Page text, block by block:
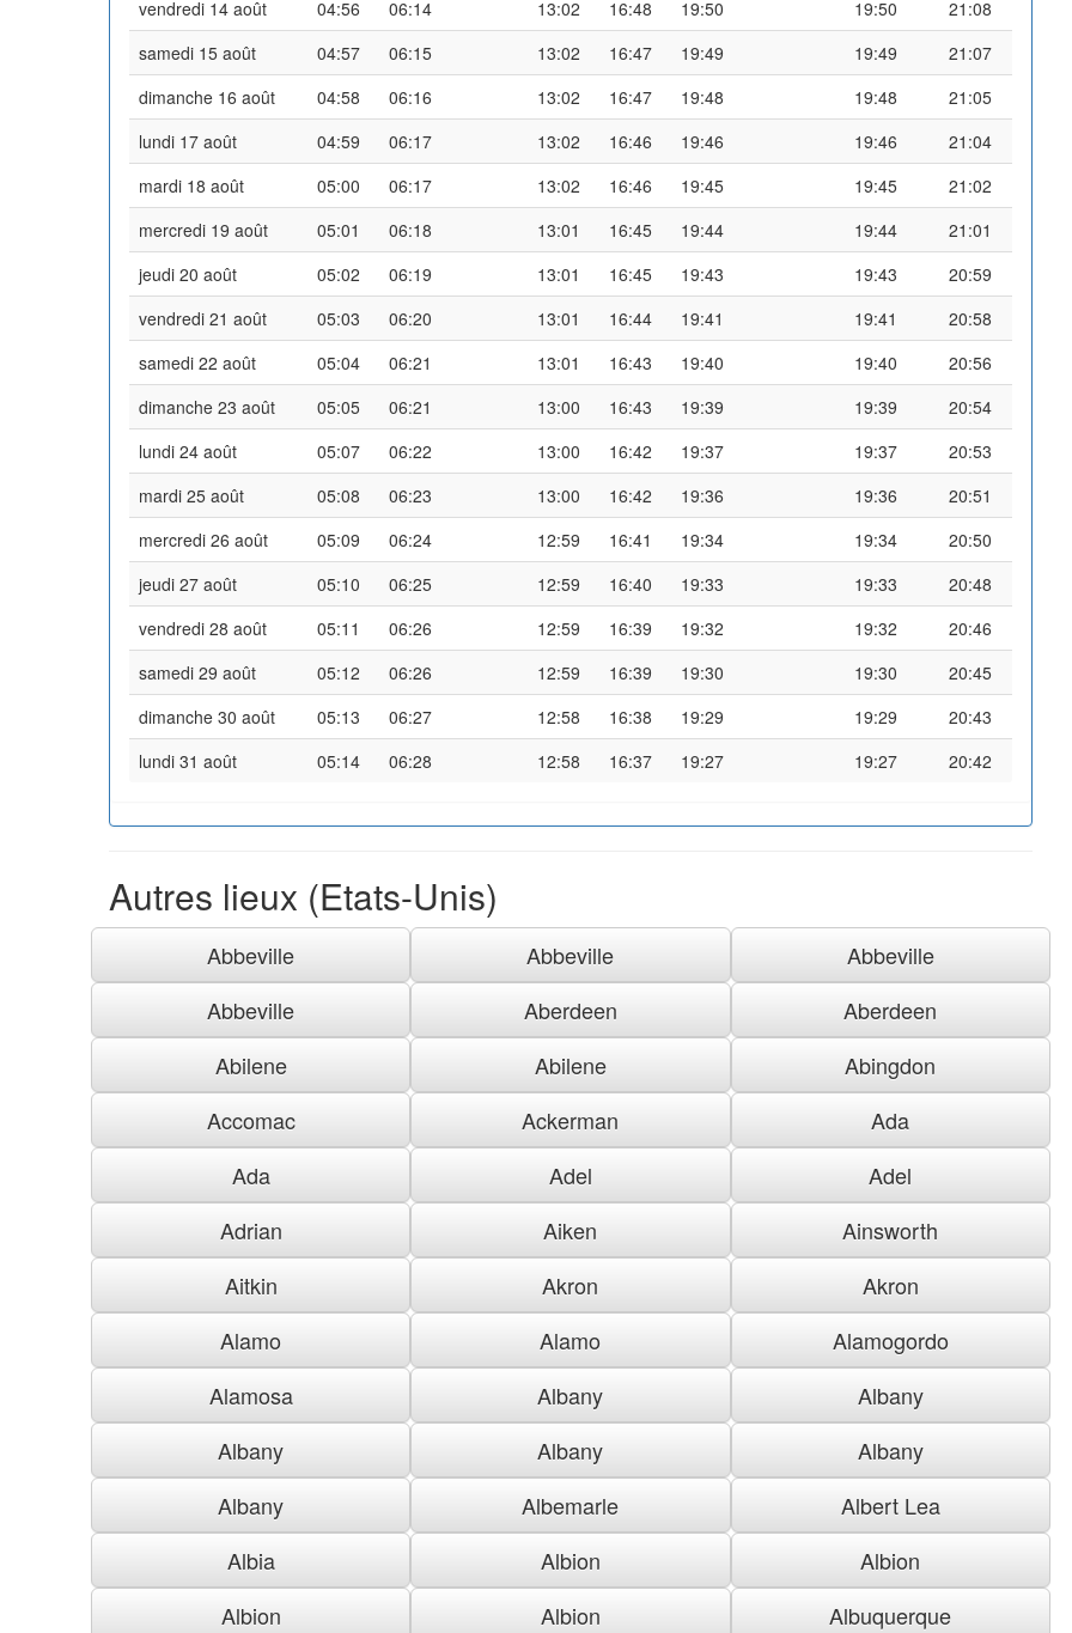
vendredi 14 août
04:56 06:14 13:02 16:48 19:50 19:50
21:08
samedi 15 août
04:57 06:15 13:02 16:47 19:49 19:49
21:07
dimanche 16 août
04:58 06:16 13:02 16:47 19:48 19:48
21:05
lundi 17 août
04:59 06:17 13:02 16:46 19:46 19:46
21:04
mardi 18 août
05:00 06:17 13:02 16:46 19:45 19:45
21:02
mercredi 19 août
05:01 06:18 13:01 16:45 19:44 19:44
21:01
jeudi 20 août
05:02 06:19 13:01 16:45 19:43 19:43
20:59
vendredi 21 août
05:03 06:20 13:01 16:44 19:41 19:41
20:58
samedi 22 août
05:04 06:21 13:01 16:43 19:40 19:40
20:56
dimanche 23 août
05:05 06:21 13:00 16:43 19:39 19:39
20:54
lundi 24 août
05:07 06:22 13:00 16:42 19:37 19:37
20:53
mardi 25 août
05:08 06:23 13:00 16:42 19:36 19:36
20:51
mercredi 26 août
05:09 06:24 12:59 16:41 19:34 19:34
20:50
jeudi 27 août
05:10 06:25 12:59 16:40 19:33 19:33
20:48
vendredi 28 août
05:11 06:26 12:59 16:39 19:32 19:32
20:46
samedi 29 août
05:12 06:26 12:59 16:39 19:30 19:30
20:45
dimanche 30 août
05:13 06:27 12:58 16:38 19:29 19:29
20:43
lundi 31 août
05:14 06:28 12:58 16:37 19:27 19:27 20:42
Autres lieux (Etats-Unis)
Abbeville Abbeville
Abbeville
Abbeville
Aberdeen
Aberdeen
Abilene
Abilene
Abingdon
Accomac
Ackerman
Ada
Ada
Adel
Adel
Adrian
Aiken
Ainsworth
Aitkin
Akron
Akron
Alamo
Alamo
Alamogordo
Alamosa
Albany
Albany
Albany
Albany
Albany
Albany
Albemarle
Albert Lea
Albia
Albion
Albion
Albion
Albion Albuquerque